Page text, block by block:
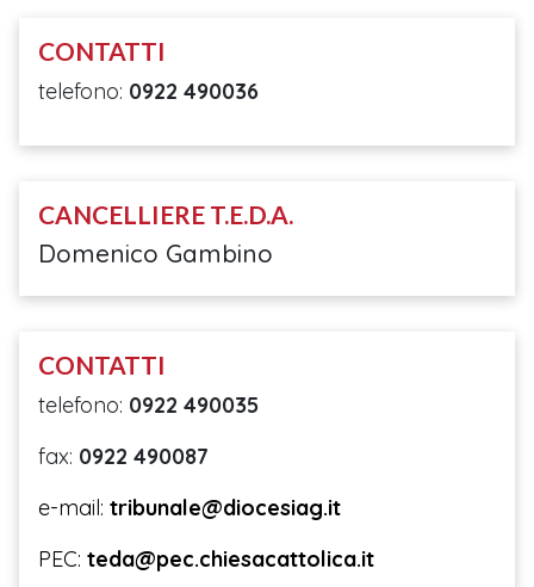
CONTATTI
telefono: 0922 490036
CANCELLIERE T.E.D.A.
Domenico Gambino
CONTATTI
telefono: 0922 490035
fax: 0922 490087
e-mail: tribunale@diocesiag.it
PEC: teda@pec.chiesacattolica.it